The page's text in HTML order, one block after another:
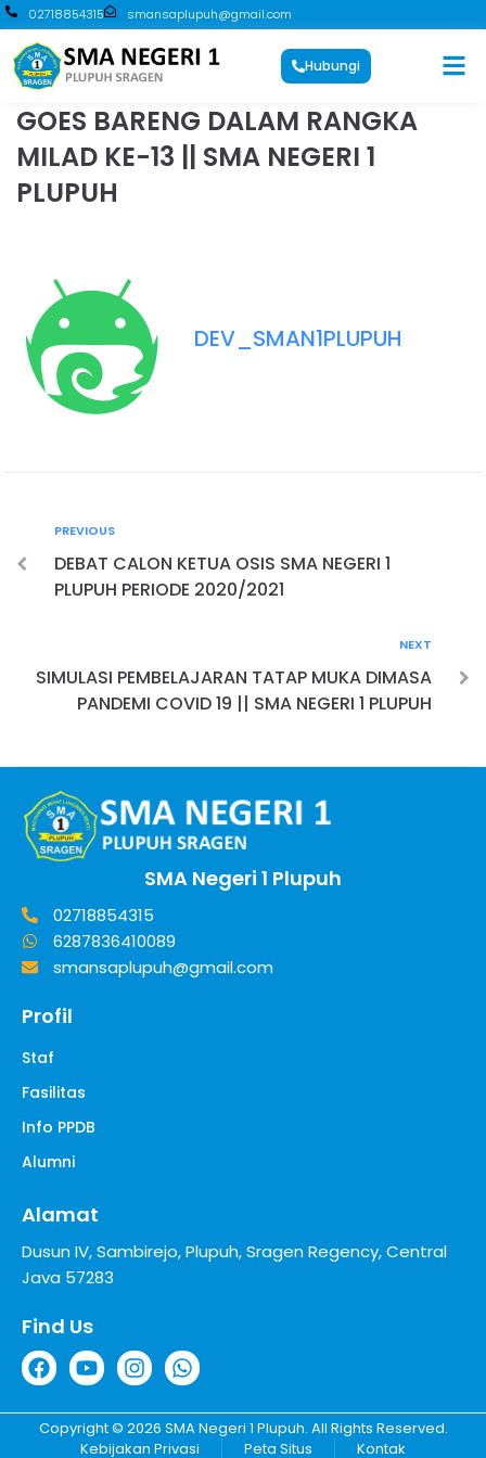
02718854315 smansaplupuh@gmail.com
Hubungi
GOES BARENG DALAM RANGKA
MILAD KE-13 || SMA NEGERI 1
PLUPUH
DEV_SMAN1PLUPUH
PREVIOUS
DEBAT CALON KETUA OSIS SMA NEGERI 1
PLUPUH PERIODE 2020/2021
NEXT
SIMULASI PEMBELAJARAN TATAP MUKA DIMASA
PANDEMI COVID 19 || SMA NEGERI 1 PLUPUH
SMA Negeri 1 Plupuh
02718854315
6287836410089
smansaplupuh@gmail.com
Profil
Staf
Fasilitas
Info PPDB
Alumni
Alamat
Dusun IV, Sambirejo, Plupuh, Sragen Regency, Central
Java 57283
Find Us
Copyright © 2026 SMA Negeri 1 Plupuh. All Rights Reserved.
Kebijakan Privasi
Peta Situs Kontak